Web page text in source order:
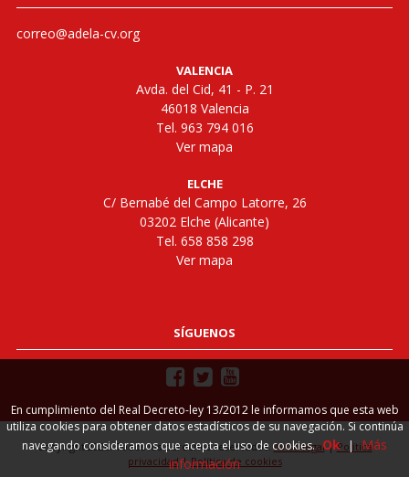
correo@adela-cv.org
VALENCIA
Avda. del Cid, 41 - P. 21
46018 Valencia
Tel. 963 794 016
Ver mapa
ELCHE
C/ Bernabé del Campo Latorre, 26
03202 Elche (Alicante)
Tel. 658 858 298
Ver mapa
SÍGUENOS
Copyright 2026. Todos los derechos reservados.Aviso legal |Política
privacidad |Política de cookies
En cumplimiento del Real Decreto-ley 13/2012 le informamos que esta web
utiliza cookies para obtener datos estadísticos de su navegación. Si continúa
navegando consideramos que acepta el uso de cookies. Ok | Más
información